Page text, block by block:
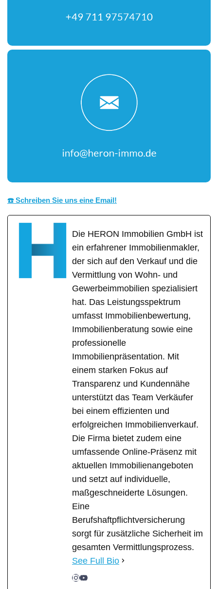
☎️ Schreiben Sie uns eine Email!
Die HERON Immobilien GmbH ist
ein erfahrener Immobilienmakler,
der sich auf den Verkauf und die
Vermittlung von Wohn- und
Gewerbeimmobilien spezialisiert
hat. Das Leistungsspektrum
umfasst Immobilienbewertung,
Immobilienberatung sowie eine
professionelle
Immobilienpräsentation. Mit
einem starken Fokus auf
Transparenz und Kundennähe
unterstützt das Team Verkäufer
bei einem effizienten und
erfolgreichen Immobilienverkauf.
Die Firma bietet zudem eine
umfassende Online-Präsenz mit
aktuellen Immobilienangeboten
und setzt auf individuelle,
maßgeschneiderte Lösungen.
Eine
Berufshaftpflichtversicherung
sorgt für zusätzliche Sicherheit im
gesamten Vermittlungsprozess.
See Full Bio